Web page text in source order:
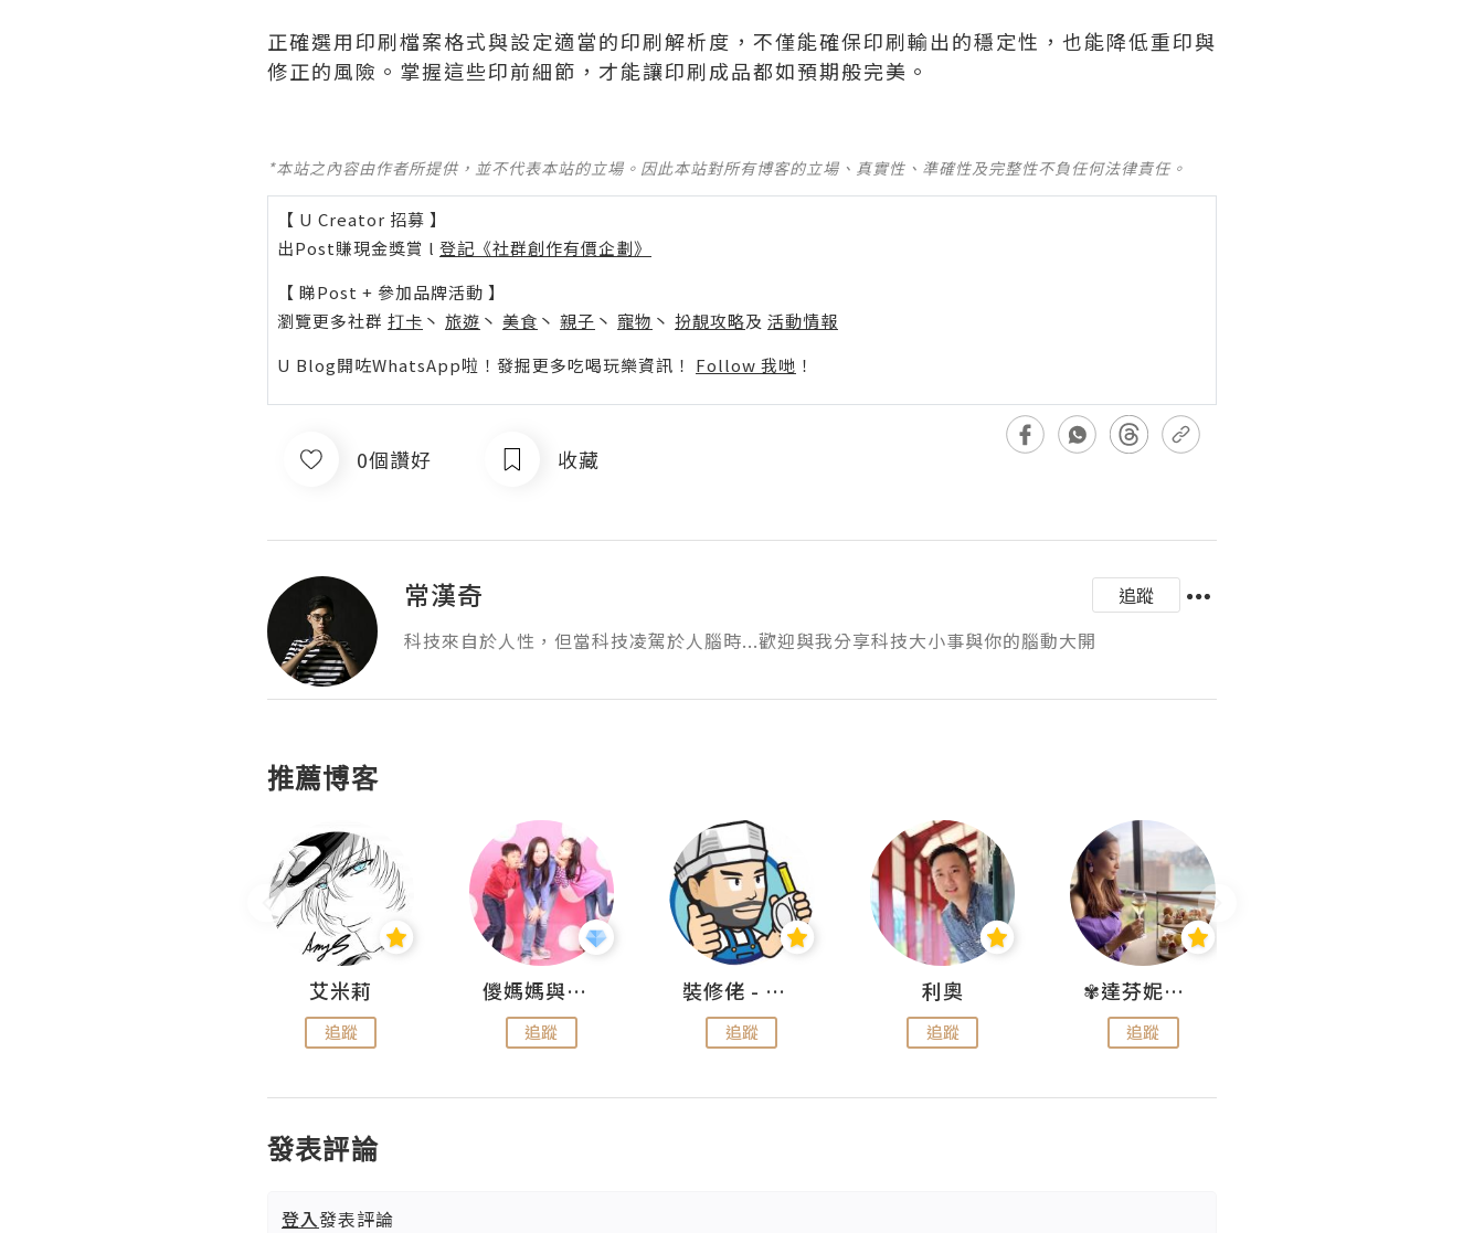
正確選用印刷檔案格式與設定適當的印刷解析度，不僅能確保印刷輸出的穩定性，也能降低重印與
修正的風險。掌握這些印前細節，才能讓印刷成品都如預期般完美。
*本站之內容由作者所提供，並不代表本站的立場。因此本站對所有博客的立場、真實性、準確性及完整性不負任何法律責任。
【 U Creator 招募 】
出Post賺現金獎賞 l 登記《社群創作有價企劃》
【 睇Post + 參加品牌活動 】
瀏覽更多社群 打卡 丶 旅遊 丶 美食 丶 親子 丶 寵物 丶 扮靚攻略及 活動情報
U Blog開咗WhatsApp啦！發掘更多吃喝玩樂資訊！ Follow 我哋 ！
0個讚好 收藏
常漢奇
追蹤
科技來自於人性，但當科技凌駕於人腦時...歡迎與我分享科技大小事與你的腦動大開
推薦博客
艾米莉
追蹤
儍媽媽與兩隻小魔怪之家
追蹤
裝修佬 - 香港一站式網上裝修平台
追蹤
利奧
追蹤
✾達芬妮•愛孩子•愛生活✾
追蹤
發表評論
登入發表評論